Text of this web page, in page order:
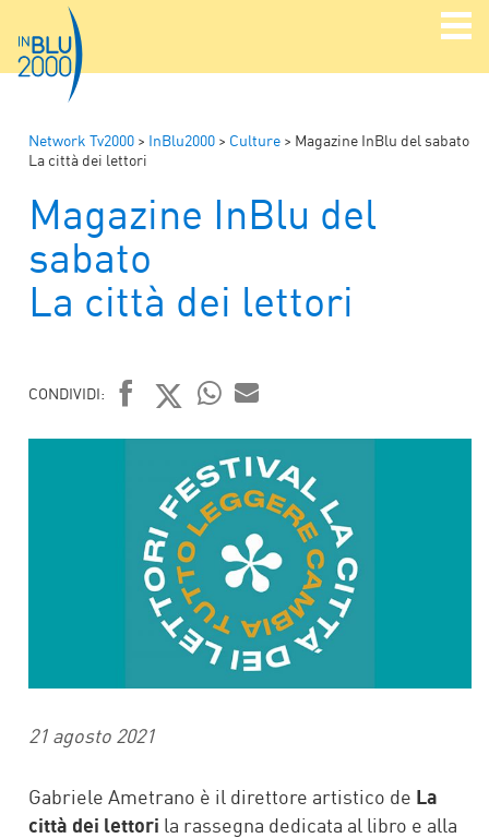
Network Tv2000 > InBlu2000 > Culture > Magazine InBlu del sabato
La città dei lettori
Magazine InBlu del
sabato
La città dei lettori
CONDIVIDI:
FACEBOOK
TWITTER
WHATSAPP
MAIL
21 agosto 2021
Gabriele Ametrano è il direttore artistico de La
città dei lettori la rassegna dedicata al libro e alla